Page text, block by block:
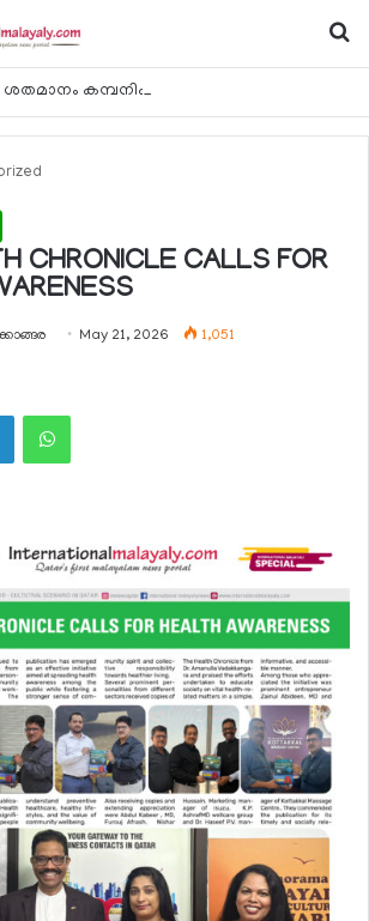
CHRONICLE CALLS FOR
May 21, 2026 1,051
LinkedInWhatsApp